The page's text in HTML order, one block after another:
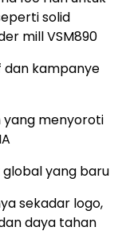
solid
mill VSM890
dan kampanye
menyoroti
yang baru
sekadar logo,
daya tahan